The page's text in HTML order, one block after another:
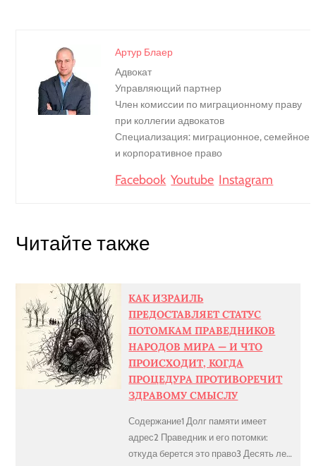
Артур Блаер
Адвокат
Управляющий партнер
Член комиссии по миграционному праву
при коллегии адвокатов
Специализация: миграционное, семейное
и корпоративное право
Facebook Youtube Instagram
Читайте также
КАК ИЗРАИЛЬ
ПРЕДОСТАВЛЯЕТ СТАТУС
ПОТОМКАМ ПРАВЕДНИКОВ
НАРОДОВ МИРА — И ЧТО
ПРОИСХОДИТ, КОГДА
ПРОЦЕДУРА ПРОТИВОРЕЧИТ
ЗДРАВОМУ СМЫСЛУ
Содержание1 Долг памяти имеет
адрес2 Праведник и его потомки:
откуда берется это право3 Десять лет